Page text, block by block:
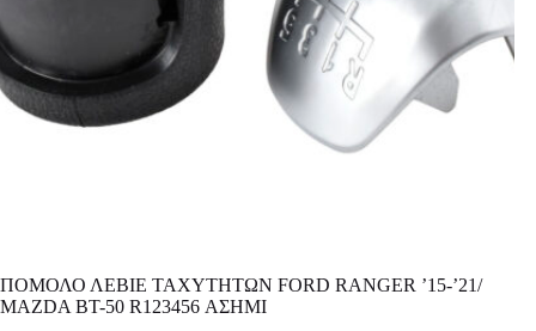
ΠΟΜΟΛΟ ΛΕΒΙΕ ΤΑΧΥΤΗΤΩΝ FORD RANGER ’15-’21/
MAZDA BT-50 R123456 ΑΣΗΜΙ